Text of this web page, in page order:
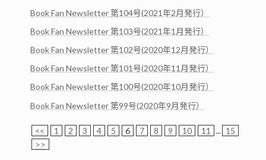
Book Fan Newsletter 第104号(2021年2月発行）
Book Fan Newsletter 第103号(2021年1月発行）
Book Fan Newsletter 第102号(2020年12月発行）
Book Fan Newsletter 第101号(2020年11月発行）
Book Fan Newsletter 第100号(2020年10月発行）
Book Fan Newsletter 第99号(2020年9月発行）
<< 1 2 3 4 5 6 7 8 9 10 11 ... 15
>>